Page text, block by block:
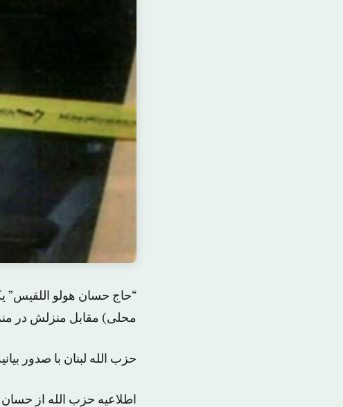
“حاج حسان هولو اللقیس”
محلی) مقابل منزلش در
حزب الله لبنان با صدور
اطلاعیه حزب الله از